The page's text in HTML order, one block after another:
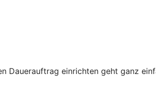
Dauerauftrag einrichten geht ganz